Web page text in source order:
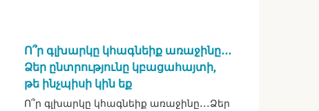
Ո՞ր գլխարկը կհագնեիք առաջինը․․․
Ձեր ընտրությունը կբացահայտի,
թե ինչպիսի կին եք
Ո՞ր գլխարկը կհագնեիք առաջինը․․․Ձեր